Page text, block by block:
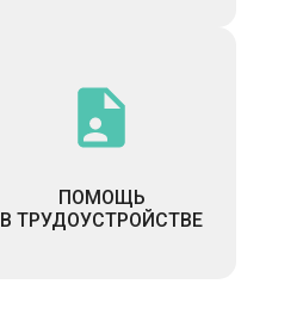
ПОМОЩЬ
В ТРУДОУСТРОЙСТВЕ